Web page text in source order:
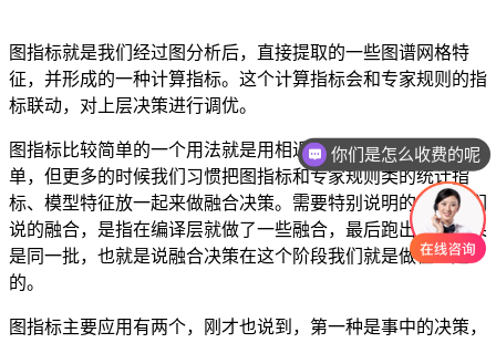
图指标就是我们经过图分析后，直接提取的一些图谱网格特
征，并形成的一种计算指标。这个计算指标会和专家规则的指
标联动，对上层决策进行调优。
图指标比较简单的一个用法就是用相近的关联关系去触发黑名
单，但更多的时候我们习惯把图指标和专家规则类的统计指
标、模型特征放一起来做融合决策。需要特别说明的是，我们
说的融合，是指在编译层就做了一些融合，最后跑出来的结果
是同一批，也就是说融合决策在这个阶段我们就是做在一起
的。
图指标主要应用有两个，刚才也说到，第一种是事中的决策，
你们是怎么收费的呢